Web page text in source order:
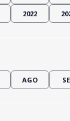
2022
AGO